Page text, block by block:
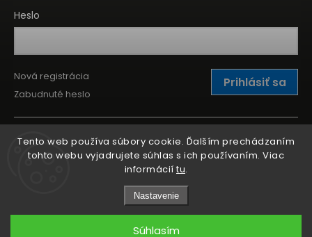
Tento web používa súbory cookie. Ďalším prechádzaním
tohto webu vyjadrujete súhlas s ich používaním. Viac
informácií tu.
Nastavenie
Súhlasím
Heslo
Prihlásiť sa
Nová registrácia
Zabudnuté heslo